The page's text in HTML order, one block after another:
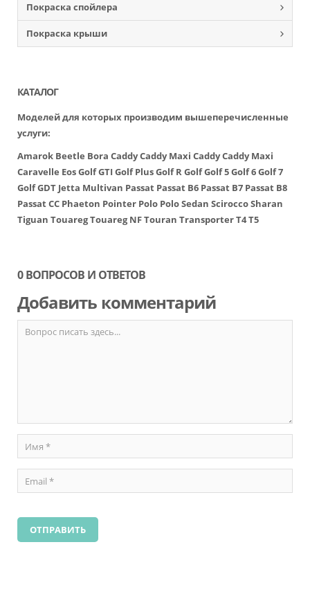
Покраска спойлера
Покраска крыши
КАТАЛОГ
Моделей для которых производим вышеперечисленные
услуги:
Amarok Beetle Bora CaddyCaddy Maxi CaddyCaddy Maxi
Caravelle EosGolf GTI Golf PlusGolf RGolfGolf 5Golf 6Golf 7
Golf GDT Jetta Multivan Passat Passat B6 Passat B7 Passat B8
Passat CC Phaeton Pointer Polo Polo Sedan SciroccoSharan
Tiguan TouaregTouareg NFTouran TransporterT4T5
0 ВОПРОСОВ И ОТВЕТОВ
Добавить комментарий